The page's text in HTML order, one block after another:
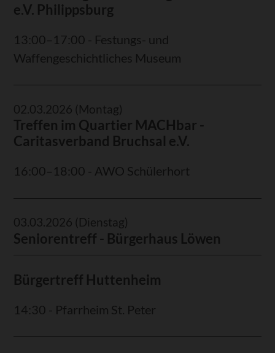
e.V. Philippsburg
13:00–17:00 - Festungs- und
Waffengeschichtliches Museum
02.03.2026 (Montag)
Treffen im Quartier MACHbar -
Caritasverband Bruchsal e.V.
16:00–18:00 - AWO Schülerhort
03.03.2026 (Dienstag)
Seniorentreff - Bürgerhaus Löwen
Bürgertreff Huttenheim
14:30 - Pfarrheim St. Peter